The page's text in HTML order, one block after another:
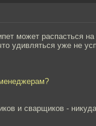
может распасться
удивляться уже не
и сварщиков -